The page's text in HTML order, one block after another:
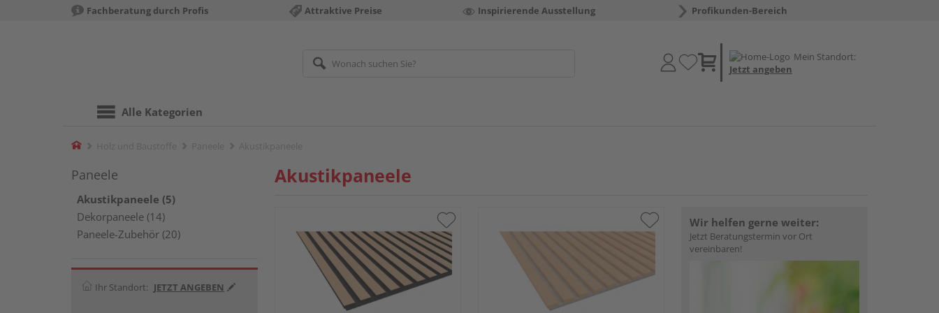
Fachberatung durch Profis Attraktive Preise Inspirierende Ausstellung Profikunden-Bereich
Mein Standort:
Jetzt angeben
Alle Kategorien
Home
Paneele
Akustikpaneele (5)
Dekorpaneele (14)
Paneele-Zubehör (20)
Ihr Standort: JETZT ANGEBEN
Akustikpaneele
Wir helfen gerne weiter:
Jetzt Beratungstermin vor Ort
vereinbaren!